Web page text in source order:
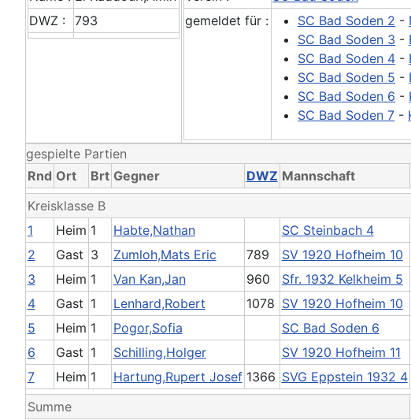
DWZ :
793
gemeldet für :
SC Bad Soden 2 -
SC Bad Soden 3 -
SC Bad Soden 4 -
SC Bad Soden 5 -
SC Bad Soden 6 -
SC Bad Soden 7 -
gespielte Partien
Rnd Ort Brt Gegner DWZ Mannschaft
Kreisklasse B
1
Heim 1 Habte,Nathan SC Steinbach 4
2
Gast 3 Zumloh,Mats Eric 789 SV 1920 Hofheim 10
3
Heim 1 Van Kan,Jan 960 Sfr. 1932 Kelkheim 5
4
Gast 1 Lenhard,Robert 1078 SV 1920 Hofheim 10
5
Heim 1 Pogor,Sofia SC Bad Soden 6
6
Gast 1 Schilling,Holger SV 1920 Hofheim 11
7
Heim 1 Hartung,Rupert Josef 1366 SVG Eppstein 1932 4
Summe